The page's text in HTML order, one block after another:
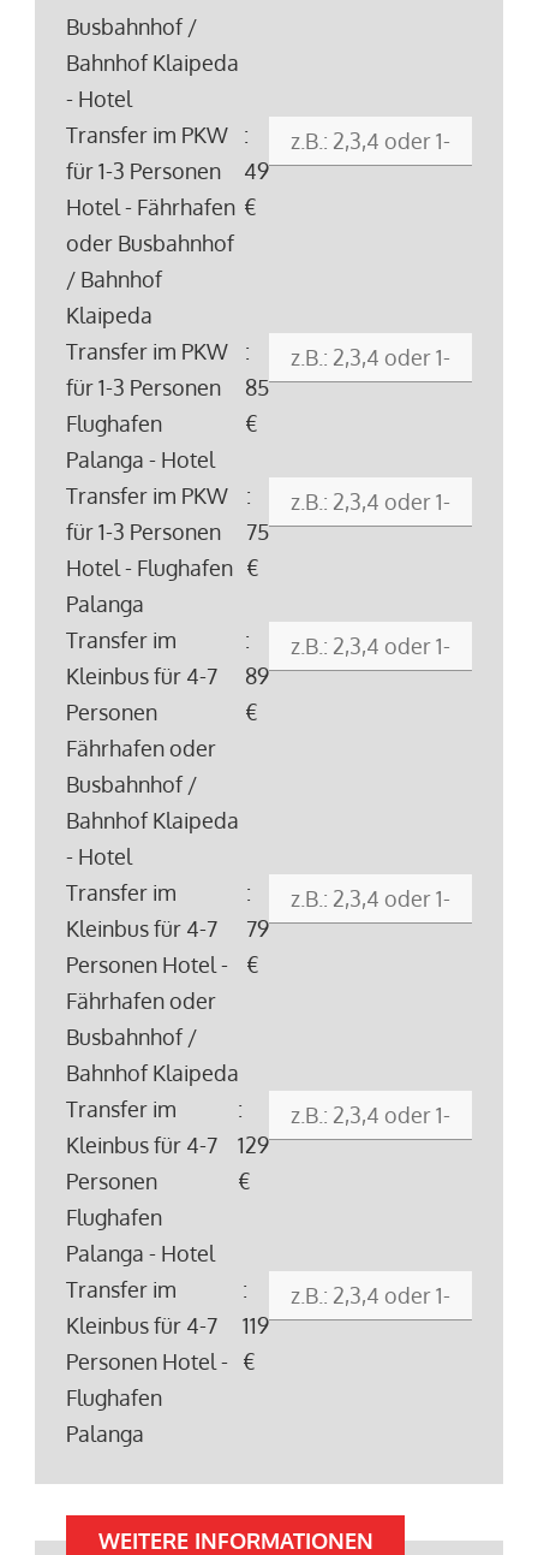
Busbahnhof /
Bahnhof Klaipeda
- Hotel
Transfer im PKW
für 1-3 Personen
Hotel - Fährhafen
oder Busbahnhof
/ Bahnhof
Klaipeda
:
49
€
Transfer im PKW
für 1-3 Personen
Flughafen
Palanga - Hotel
:
85
€
Transfer im PKW
für 1-3 Personen
Hotel - Flughafen
Palanga
:
75
€
Transfer im
Kleinbus für 4-7
Personen
Fährhafen oder
Busbahnhof /
Bahnhof Klaipeda
- Hotel
:
89
€
Transfer im
Kleinbus für 4-7
Personen Hotel -
Fährhafen oder
Busbahnhof /
Bahnhof Klaipeda
:
79
€
Transfer im
Kleinbus für 4-7
Personen
Flughafen
Palanga - Hotel
:
129
€
Transfer im
Kleinbus für 4-7
Personen Hotel -
Flughafen
Palanga
:
119
€
WEITERE INFORMATIONEN